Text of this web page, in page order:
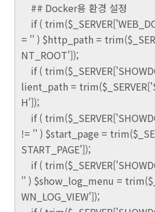
## Docker용 환경 설정
if (
= '' ) $http_path =
NT_ROOT']);
if (
lient_path =
H']);
if (
!= '' ) $start_page =
START_PAGE']);
if (
'' ) $show_log_menu =
WN_LOG_VIEW']);